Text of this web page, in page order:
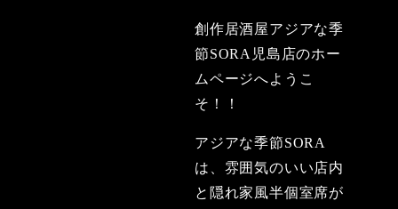
創作居酒屋アジアな季
節SORA児島店のホー
ムページへようこ
そ！！
アジアな季節SORA
は、雰囲気のいい店内
と隠れ家風半個室席が